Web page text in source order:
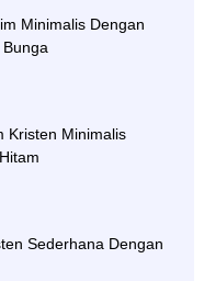
Minimalis Dengan
Bunga
Kristen Minimalis
Sederhana Dengan